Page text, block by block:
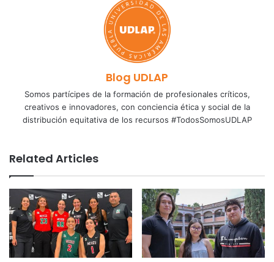
Blog UDLAP
Somos partícipes de la formación de profesionales críticos,
creativos e innovadores, con conciencia ética y social de la
distribución equitativa de los recursos #TodosSomosUDLAP
Related Articles